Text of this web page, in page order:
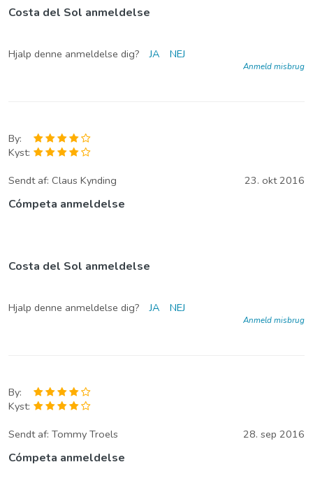
Costa del Sol anmeldelse
Hjalp denne anmeldelse dig? JA NEJ
Anmeld misbrug
By:
Kyst:
Sendt af: Claus Kynding 23. okt 2016
Cómpeta anmeldelse
Costa del Sol anmeldelse
Hjalp denne anmeldelse dig? JA NEJ
Anmeld misbrug
By:
Kyst:
Sendt af: Tommy Troels 28. sep 2016
Cómpeta anmeldelse